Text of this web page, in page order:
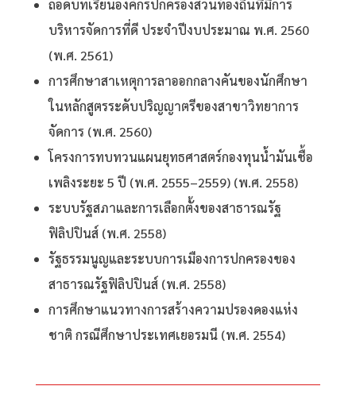
ถอดบทเรียนองค์กรปกครองส่วนท้องถิ่นที่มีการ
บริหารจัดการที่ดี ประจำปีงบประมาณ พ.ศ. 2560
(พ.ศ. 2561)
การศึกษาสาเหตุการลาออกกลางคันของนักศึกษา
ในหลักสูตรระดับปริญญาตรีของสาขาวิทยาการ
จัดการ (พ.ศ. 2560)
โครงการทบทวนแผนยุทธศาสตร์กองทุนน้ำมันเชื้อ
เพลิงระยะ 5 ปี (พ.ศ. 2555–2559) (พ.ศ. 2558)
ระบบรัฐสภาและการเลือกตั้งของสาธารณรัฐ
ฟิลิปปินส์ (พ.ศ. 2558)
รัฐธรรมนูญและระบบการเมืองการปกครองของ
สาธารณรัฐฟิลิปปินส์ (พ.ศ. 2558)
การศึกษาแนวทางการสร้างความปรองดองแห่ง
ชาติ กรณีศึกษาประเทศเยอรมนี (พ.ศ. 2554)